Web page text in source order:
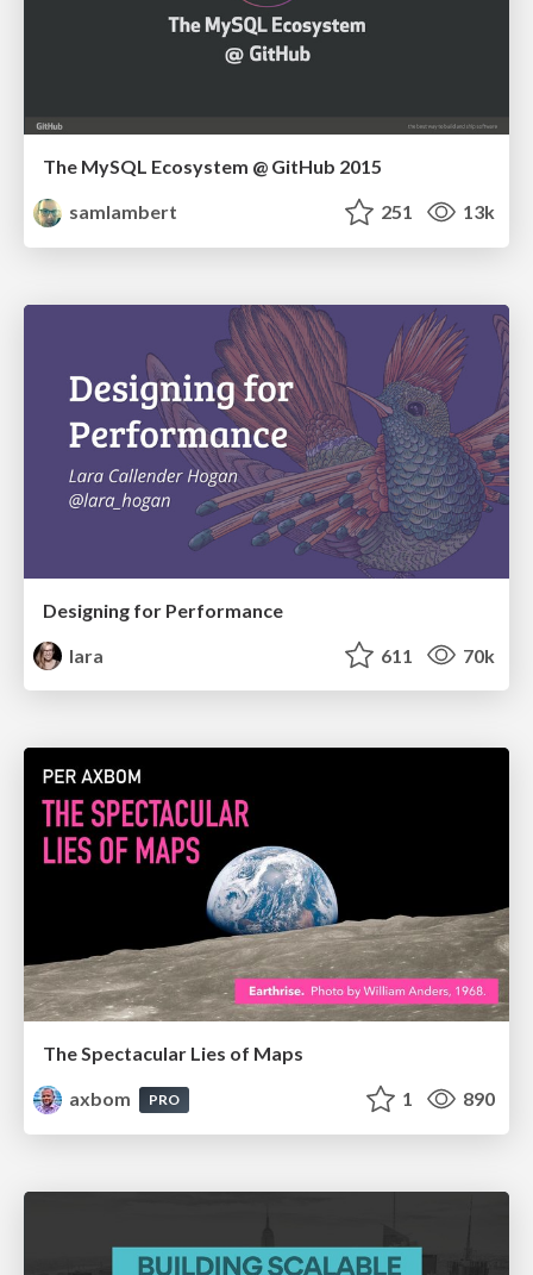
The MySQL Ecosystem @ GitHub 2015
samlambert
251 13k
Designing for Performance
lara
611 70k
The Spectacular Lies of Maps
axbom
PRO 1 890